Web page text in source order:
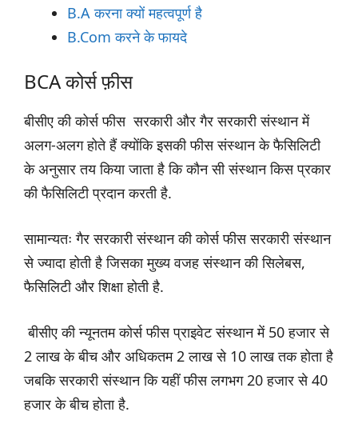
B.A करना क्यों महत्वपूर्ण है
B.Com करने के फायदे
BCA कोर्स फ़ीस
बीसीए की कोर्स फीस सरकारी और गैर सरकारी संस्थान में
अलग-अलग होते हैं क्योंकि इसकी फीस संस्थान के फैसिलिटी
के अनुसार तय किया जाता है कि कौन सी संस्थान किस प्रकार
की फैसिलिटी प्रदान करती है.
सामान्यतः गैर सरकारी संस्थान की कोर्स फीस सरकारी संस्थान
से ज्यादा होती है जिसका मुख्य वजह संस्थान की सिलेबस,
फैसिलिटी और शिक्षा होती है.
बीसीए की न्यूनतम कोर्स फीस प्राइवेट संस्थान में 50 हजार से
2 लाख के बीच और अधिकतम 2 लाख से 10 लाख तक होता है
जबकि सरकारी संस्थान कि यहीं फीस लगभग 20 हजार से 40
हजार के बीच होता है.